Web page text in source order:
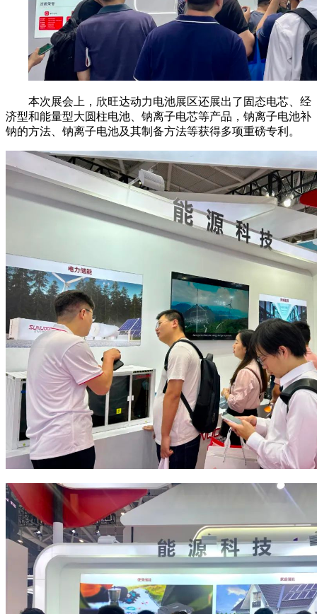
本次展会上，欣旺达动力电池展区还展出了固态电芯、经
济型和能量型大圆柱电池、钠离子电芯等产品，钠离子电池补
钠的方法、钠离子电池及其制备方法等获得多项重磅专利。